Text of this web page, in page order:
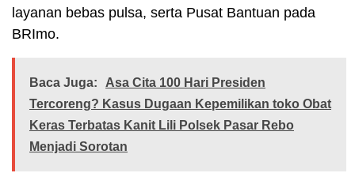
layanan bebas pulsa, serta Pusat Bantuan pada
BRImo.
Baca Juga:
Asa Cita 100 Hari Presiden
Tercoreng? Kasus Dugaan Kepemilikan toko Obat
Keras Terbatas Kanit Lili Polsek Pasar Rebo
Menjadi Sorotan